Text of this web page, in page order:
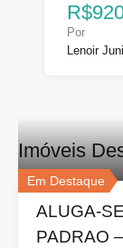
Por
Lenoir
Imóveis
Em Destaque
ALUGA-
PADRAO